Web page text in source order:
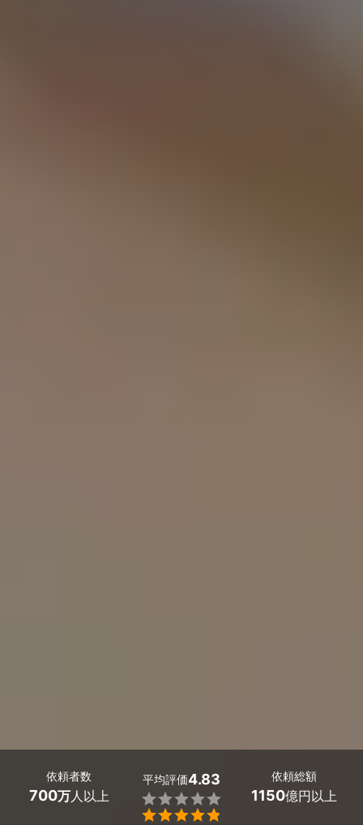
依頼者数
700万人以上
平均評価4.83


依頼総額
1150億円以上